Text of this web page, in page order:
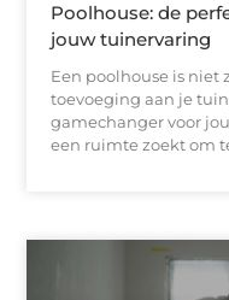
Poolhouse: de
jouw tuinervaring
Een poolhouse is niet
toevoeging aan je
gamechanger voor
een ruimte zoekt om